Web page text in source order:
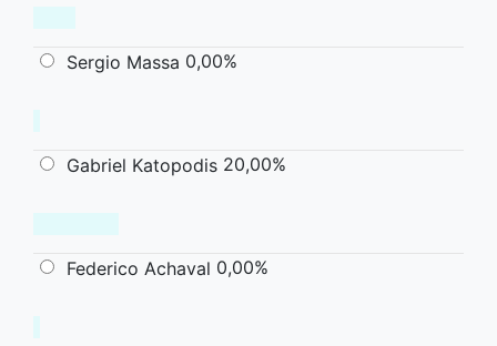
Sergio Massa 0,00%
Gabriel Katopodis 20,00%
Federico Achaval 0,00%